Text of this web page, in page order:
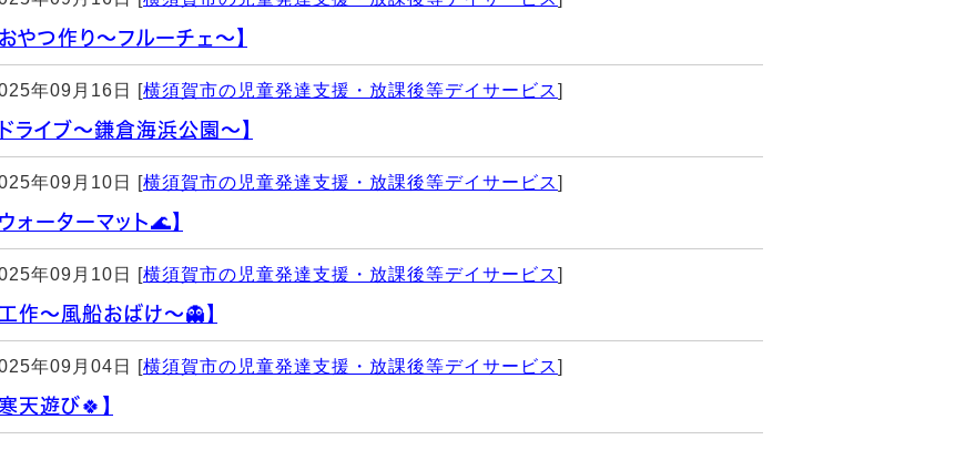
おやつ作り〜フルーチェ〜】
年09月16日 [横須賀市の児童発達支援・放課後等デイサービス]
ドライブ〜鎌倉海浜公園〜】
年09月10日 [横須賀市の児童発達支援・放課後等デイサービス]
ウォーターマット🌊】
年09月10日 [横須賀市の児童発達支援・放課後等デイサービス]
工作〜風船おばけ〜👻】
年09月04日 [横須賀市の児童発達支援・放課後等デイサービス]
寒天遊び🍀】